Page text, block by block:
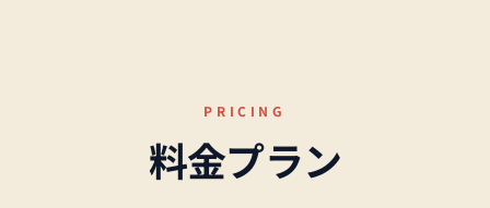
PRICING
料金プラン